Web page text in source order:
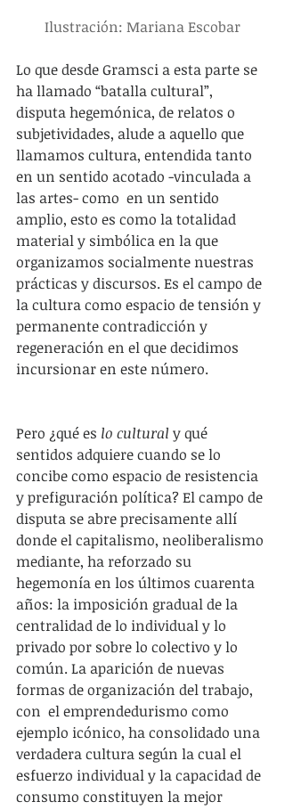
Ilustración: Mariana Escobar
Lo que desde Gramsci a esta parte se
ha llamado “batalla cultural”,
disputa hegemónica, de relatos o
subjetividades, alude a aquello que
llamamos cultura, entendida tanto
en un sentido acotado -vinculada a
las artes- como  en un sentido
amplio, esto es como la totalidad
material y simbólica en la que
organizamos socialmente nuestras
prácticas y discursos. Es el campo de
la cultura como espacio de tensión y
permanente contradicción y
regeneración en el que decidimos
incursionar en este número.
Pero ¿qué es lo cultural y qué
sentidos adquiere cuando se lo
concibe como espacio de resistencia
y prefiguración política? El campo de
disputa se abre precisamente allí
donde el capitalismo, neoliberalismo
mediante, ha reforzado su
hegemonía en los últimos cuarenta
años: la imposición gradual de la
centralidad de lo individual y lo
privado por sobre lo colectivo y lo
común. La aparición de nuevas
formas de organización del trabajo,
con  el emprendedurismo como
ejemplo icónico, ha consolidado una
verdadera cultura según la cual el
esfuerzo individual y la capacidad de
consumo constituyen la mejor